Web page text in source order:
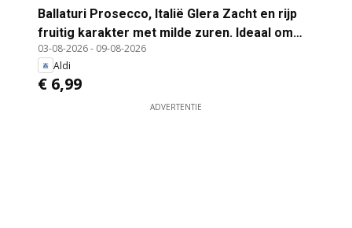
Ballaturi Prosecco, Italië Glera Zacht en rijp
fruitig karakter met milde zuren. Ideaal om
mee te proosten en voor het maken van
cocktails. 0.75 L.
03-08-2026- 09-08-2026
Aldi
€ 6,99
ADVERTENTIE